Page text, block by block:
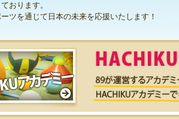
おります。
ツを通じて日本の未来を応援いたします！